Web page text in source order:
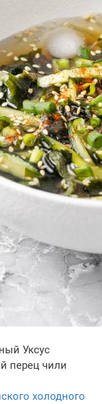
Уксус
перец чили
холодного